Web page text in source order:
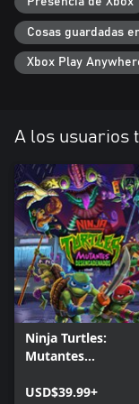
Cosas guardadas
Xbox Play
A los usuarios
Ninja Turtles:
Mutantes
USD$39.99+